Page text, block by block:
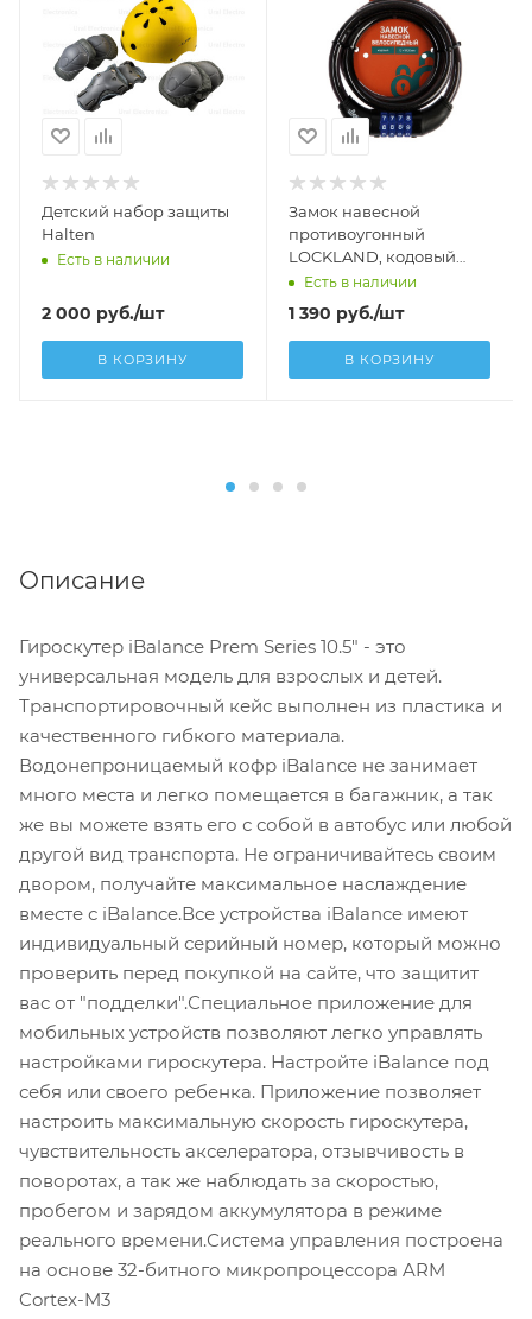
Детский набор защиты
Halten
Есть в наличии
2 000 руб./шт
В КОРЗИНУ
Замок навесной
противоугонный
LOCKLAND, кодовый
12х1000 мм
Есть в наличии
1 390 руб./шт
В КОРЗИНУ
Описание
Гироскутер iBalance Prem Series 10.5" - это
универсальная модель для взрослых и детей.
Транспортировочный кейс выполнен из пластика и
качественного гибкого материала.
Водонепроницаемый кофр iBalance не занимает
много места и легко помещается в багажник, а так
же вы можете взять его с собой в автобус или любой
другой вид транспорта. Не ограничивайтесь своим
двором, получайте максимальное наслаждение
вместе с iBalance.Все устройства iBalance имеют
индивидуальный серийный номер, который можно
проверить перед покупкой на сайте, что защитит
вас от "подделки".Специальное приложение для
мобильных устройств позволяют легко управлять
настройками гироскутера. Настройте iBalance под
себя или своего ребенка. Приложение позволяет
настроить максимальную скорость гироскутера,
чувствительность акселератора, отзывчивость в
поворотах, а так же наблюдать за скоростью,
пробегом и зарядом аккумулятора в режиме
реального времени.Система управления построена
на основе 32-битного микропроцессора ARM
Cortex-M3